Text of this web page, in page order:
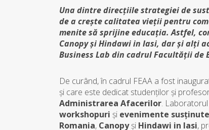
Una dintre direcțiile strategiei de
de a crește calitatea vieții pentru
menite să sprijine educația. Astfel,
Canopy și Hindawi in Iasi, dar și alți
Business Lab din cadrul Facultății de
De curând, în cadrul FEAA a fost
și care este dedicat studenților și
Administrarea Afacerilor.
workshopuri și evenimente
Romania, Canopyși Hindawi in Iasi,